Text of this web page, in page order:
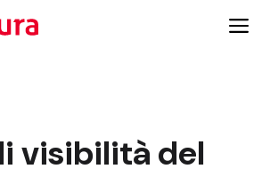
visibilità del